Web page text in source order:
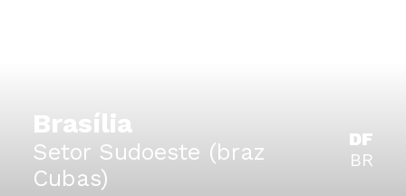
Brasília
Setor Sudoeste (braz
Cubas)
DF
BR